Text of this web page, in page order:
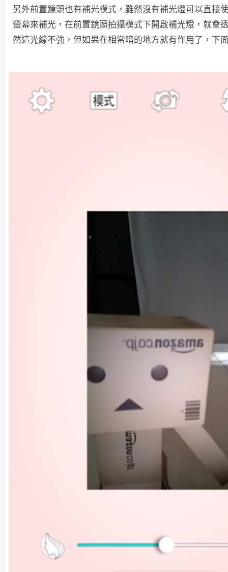
另外前置鏡頭也有補光模式，雖然沒有補光燈可以直接
螢幕來補光，在前置鏡頭拍攝模式下開啟補光燈，就會
然這光線不強，但如果在相當暗的地方就有作用了，下